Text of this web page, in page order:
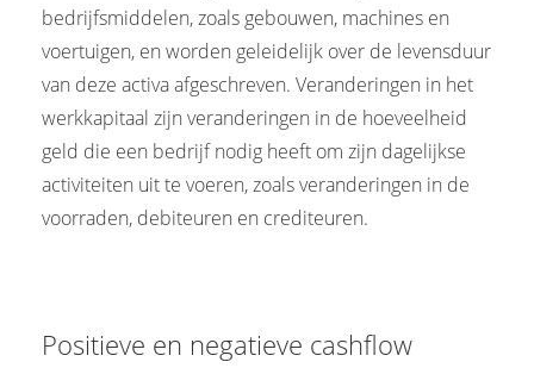
bedrijfsmiddelen, zoals gebouwen, machines en
voertuigen, en worden geleidelijk over de levensduur
van deze activa afgeschreven. Veranderingen in het
werkkapitaal zijn veranderingen in de hoeveelheid
geld die een bedrijf nodig heeft om zijn dagelijkse
activiteiten uit te voeren, zoals veranderingen in de
voorraden, debiteuren en crediteuren.
Positieve en negatieve cashflow